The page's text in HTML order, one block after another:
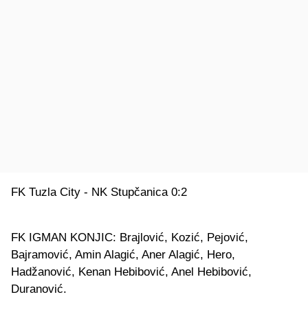
FK Tuzla City - NK Stupčanica 0:2
FK IGMAN KONJIC: Brajlović, Kozić, Pejović,
Bajramović, Amin Alagić, Aner Alagić, Hero,
Hadžanović, Kenan Hebibović, Anel Hebibović,
Duranović.